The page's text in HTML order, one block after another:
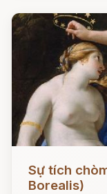
Sự tích
Borealis)